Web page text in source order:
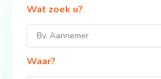
Wat zoek u?
Waar?